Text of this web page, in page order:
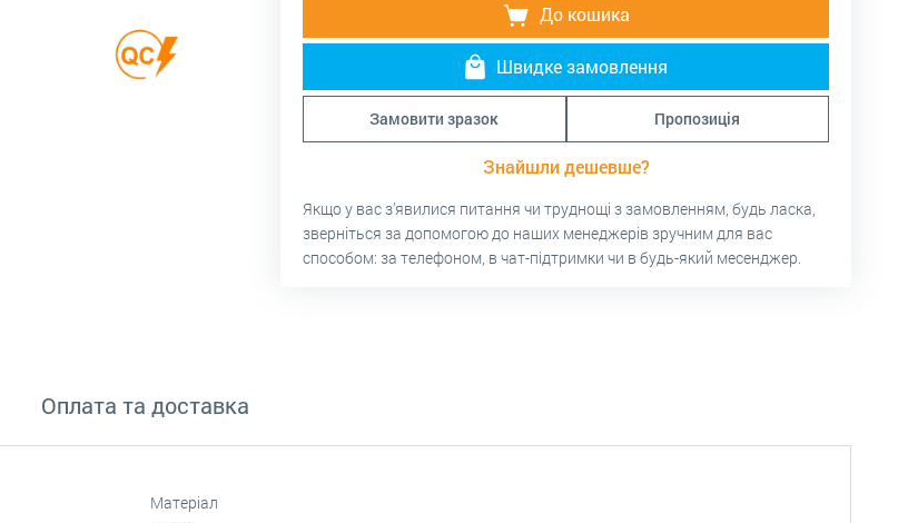
До кошика
Швидке замовлення
Замовити зразок Пропозиція
Знайшли дешевше?
Якщо у вас з’явилися питання чи труднощі з замовленням, будь ласка,
зверніться за допомогою до наших менеджерів зручним для вас
способом: за телефоном, в чат-підтримки чи в будь-який месенджер.
Оплата та доставка
Матеріал